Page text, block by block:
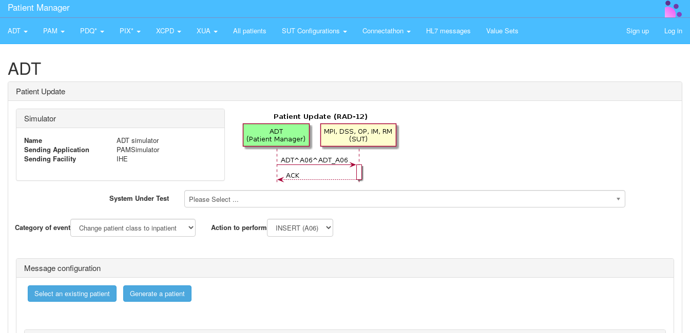
Patient Manager
ADT PAM PDQ* PIX* XCPD XUA All patients SUT Configurations Connectathon HL7 messages Value Sets Sign up Log in
ADT
Patient Update
Simulator
Name
ADT simulator
Sending Application
PAMSimulator
Sending Facility
IHE
System Under Test Please Select ...
Category of event Action to perform
Message configuration